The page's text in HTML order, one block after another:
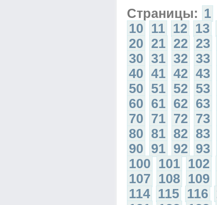
Страницы: 1
10 11 12 13
20 21 22 23
30 31 32 33
40 41 42 43
50 51 52 53
60 61 62 63
70 71 72 73
80 81 82 83
90 91 92 93
100 101 102
107 108 109
114 115 116